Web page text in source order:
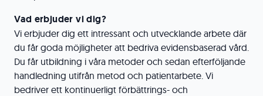
Vad erbjuder vi dig?
Vi erbjuder dig ett intressant och utvecklande arbete där
du får goda möjligheter att bedriva evidensbaserad vård.
Du får utbildning i våra metoder och sedan efterföljande
handledning utifrån metod och patientarbete. Vi
bedriver ett kontinuerligt förbättrings- och